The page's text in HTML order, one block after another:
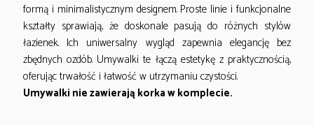
formą i minimalistycznym designem. Proste linie i funkcjonalne
kształty sprawiają, że doskonale pasują do różnych stylów
łazienek. Ich uniwersalny wygląd zapewnia elegancję bez
zbędnych ozdób. Umywalki te łączą estetykę z praktycznością,
oferując trwałość i łatwość w utrzymaniu czystości.
Umywalki nie zawierają korka w komplecie.